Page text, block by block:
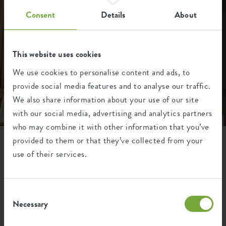
Consent Details About
This website uses cookies
We use cookies to personalise content and ads, to
provide social media features and to analyse our traffic.
We also share information about your use of our site
with our social media, advertising and analytics partners
who may combine it with other information that you’ve
provided to them or that they’ve collected from your
use of their services.
Selection
Necessary
Accessori smart nello stesso stile
La vibes Fold Watering Can e il Plant Mister uniscono design
tue piante. Grazie al sistema di compressione innovativo,